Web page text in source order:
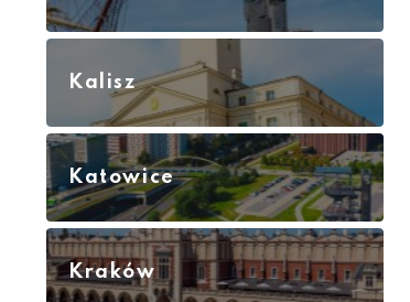
Kalisz
Katowice
Kraków